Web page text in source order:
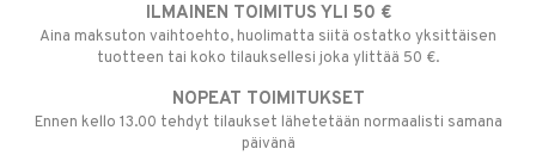
ILMAINEN TOIMITUS YLI 50 €
Aina maksuton vaihtoehto, huolimatta siitä ostatko yksittäisen
tuotteen tai koko tilauksellesi joka ylittää 50 €.
NOPEAT TOIMITUKSET
Ennen kello 13.00 tehdyt tilaukset lähetetään normaalisti samana
päivänä